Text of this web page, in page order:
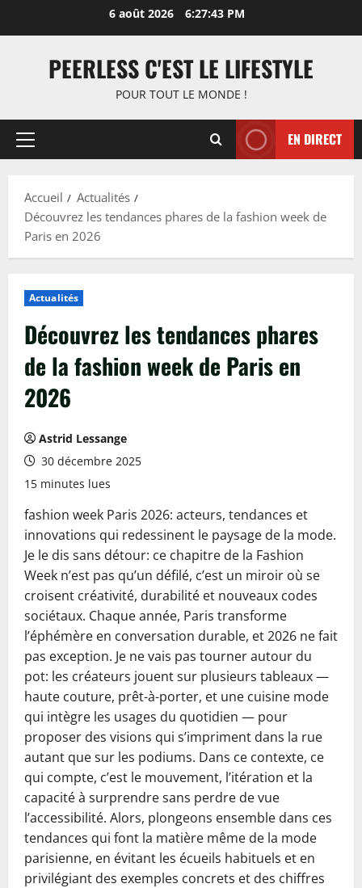
6 août 2026 6:27:44 PM
PEERLESS C'EST LE LIFESTYLE
POUR TOUT LE MONDE !
Menu
EN DIRECT
Accueil
Actualités
Découvrez les tendances phares de la fashion week de
Paris en 2026
Actualités
Découvrez les tendances phares
de la fashion week de Paris en
2026
Astrid Lessange
30 décembre 2025
15 minutes lues
fashion week Paris 2026: acteurs, tendances et
innovations qui redessinent le paysage de la mode.
Je le dis sans détour: ce chapitre de la Fashion
Week n’est pas qu’un défilé, c’est un miroir où se
croisent créativité, durabilité et nouveaux codes
sociétaux. Chaque année, Paris transforme
l’éphémère en conversation durable, et 2026 ne fait
pas exception. Je ne vais pas tourner autour du
pot: les créateurs jouent sur plusieurs tableaux —
haute couture, prêt-à-porter, et une cuisine mode
qui intègre les usages du quotidien — pour
proposer des visions qui s’impriment dans la rue
autant que sur les podiums. Dans ce contexte, ce
qui compte, c’est le mouvement, l’itération et la
capacité à surprendre sans perdre de vue
l’accessibilité. Alors, plongeons ensemble dans ces
tendances qui font la matière même de la mode
parisienne, en évitant les écueils habituels et en
privilégiant des exemples concrets et des chiffres